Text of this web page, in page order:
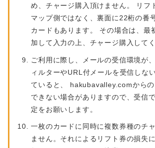
め、チャージ購入頂けません。 リフ
マップ側ではなく、裏面に22桁の番
カードもあります。 その場合は、最
加して入力の上、チャージ購入してく
ご利用に際し、メールの受信環境が
ィルターやURL付メールを受信しな
ていると、 hakubavalley.comから
できない場合がありますので、受信
定をお願いします。
一枚のカードに同時に複数券種のチ
ません。それによるリフト券の損失